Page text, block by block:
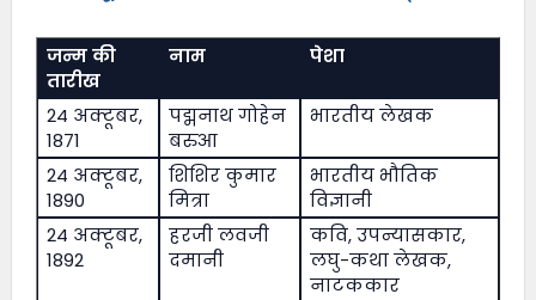
जन्म की
तारीख
नाम पेशा
24 अक्टूबर,
1871
पद्मनाथ गोहेन
बरुआ
भारतीय लेखक
24 अक्टूबर,
1890
शिशिर कुमार
मित्रा
भारतीय भौतिक
विज्ञानी
24 अक्टूबर,
1892
हरजी लवजी
दमानी
कवि, उपन्यासकार,
लघु-कथा लेखक,
नाटककार